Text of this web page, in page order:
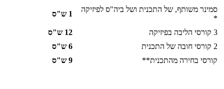
סמינר משותף, של התכנית ושל ביה"ס לפיזיקה
*
1 ש"ס
3 קורסי הליבה בפיזיקה
12 ש"ס
2 קורסי חובה של התכנית
6 ש"ס
קורסי בחירה מהתכנית**
9 ש"ס